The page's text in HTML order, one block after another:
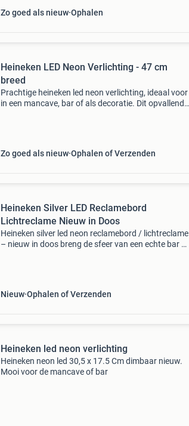
Zo goed als nieuw Ophalen
Heineken LED Neon Verlichting - 47 cm
breed
Prachtige heineken led neon verlichting, ideaal voor
in een mancave, bar of als decoratie. Dit opvallende
Zo goed als nieuw Ophalen of Verzenden
Heineken Silver LED Reclamebord
Lichtreclame Nieuw in Doos
Heineken silver led neon reclamebord / lichtreclame
– nieuw in doos breng de sfeer van een echte bar of
Nieuw Ophalen of Verzenden
Heineken led neon verlichting
Heineken neon led 30,5 x 17.5 Cm dimbaar nieuw.
Mooi voor de mancave of bar